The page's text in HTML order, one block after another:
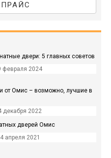
ПРАЙС
двери: 5 главных советов
февраля 2024
от Омис – возможно, лучшие в
декабря 2022
дверей Омис
апреля 2021